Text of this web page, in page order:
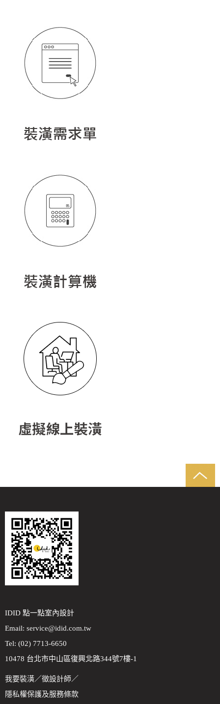
IDID 點一點室內設計
Email: service@idid.com.tw
Tel: (02) 7713-6650
10478 台北市中山區復興北路344號7樓-1
我要裝潢／徵設計師／
隱私權保護及服務條款